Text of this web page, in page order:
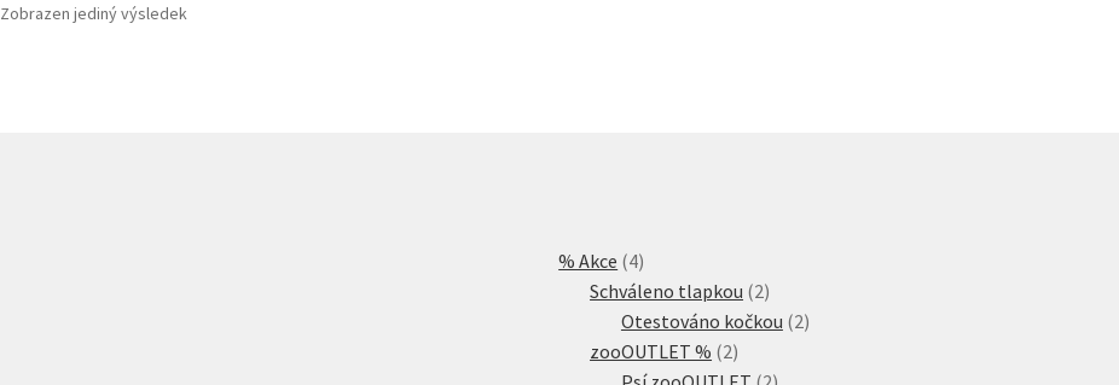
Zobrazen jediný výsledek
% Akce 44
produkty
Schváleno tlapkou 22
produkty
Otestováno kočkou 22
zooOUTLET % 22
produkty
2